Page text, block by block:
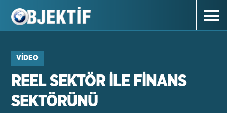
VIDEO
REEL SEKTÖR İLE FİNANS
SEKTÖRÜNÜ